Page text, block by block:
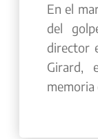
En el
del
director
Girard,
memoria